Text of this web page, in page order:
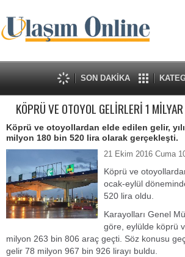
SON DAKİKA
KÖPRÜ VE OTOYOL GELİRLERİ 1
Köprü ve otoyollardan elde edilen gelir,
milyon 180 bin 520 lira olarak gerçekleşti.
21 Ekim 2016 Cuma
Köprü ve
ocak-eylül
520 lira oldu.
Karayolları Genel
göre, eylülde köprü
milyon 263 bin 806 araç geçti. Söz konusu
gelir 78 milyon 967 bin 926 lirayı buldu.